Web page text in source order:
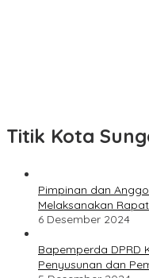
Titik Kota
Pimpinan dan
Melaksanakan
6 Desember 2024
Bapemperda DPRD
Penyusunan dan